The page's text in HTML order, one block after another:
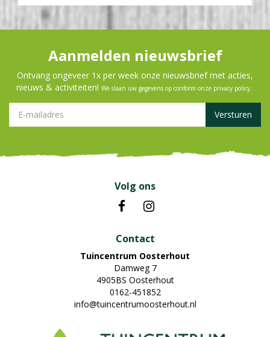
Aanmelden nieuwsbrief
Ontvang ongeveer 1x per week onze nieuwsbrief met acties,
nieuws & activiteiten! We slaan uw gegevens op conform onze privacy policy.
Volg ons
Contact
Tuincentrum Oosterhout
Damweg 7
4905BS Oosterhout
0162-451852
info@tuincentrumoosterhout.nl